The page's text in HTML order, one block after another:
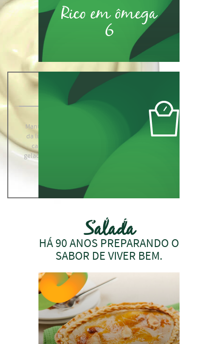
Rico em ômega
6
Conservação
Manter em ambiente seco, ao abrigo
da luz e longe de qualquer fonte de
calor. Após aberto, conservar na
geladeira por no máximo 30 dias. Não
38kcal por
colher
Salada
HÁ 90 ANOS PREPARANDO O
SABOR DE VIVER BEM.